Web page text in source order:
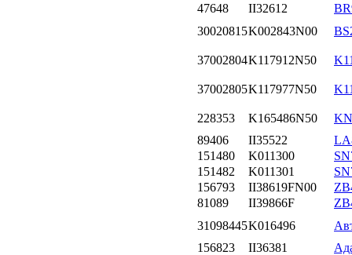
47648
II32612
30020815K002843N00
37002804K117912N50
37002805K117977N50
228353 K165486N50
89406
II35522
151480
K011300
151482
K011301
156793
II38619FN00
81089
II39866F
31098445K016496
156823
II36381